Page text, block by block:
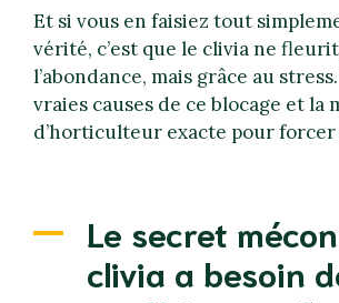
Et si vous en faisiez tout
vérité, c’est que le clivia ne
l’abondance, mais grâce au
vraies causes de ce blocage et la
d’horticulteur exacte pour forcer
Le secret
clivia a besoin